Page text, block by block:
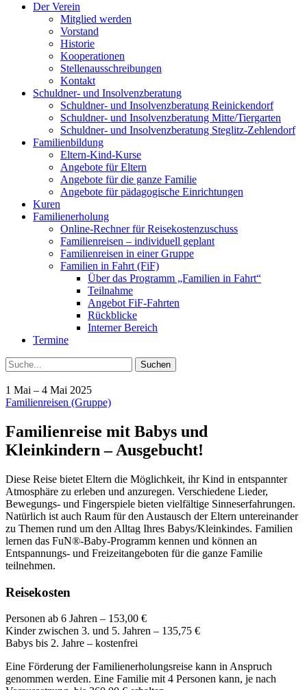
Der Verein
Mitglied werden
Vorstand
Historie
Kooperationen
Stellenausschreibungen
Kontakt
Schuldner- und Insolvenzberatung
Schuldner- und Insolvenzberatung Reinickendorf
Schuldner- und Insolvenzberatung Mitte/Tiergarten
Schuldner- und Insolvenzberatung Steglitz-Zehlendorf
Familienbildung
Eltern-Kind-Kurse
Angebote für Eltern
Angebote für die ganze Familie
Angebote für pädagogische Einrichtungen
Kuren
Familienerholung
Online-Rechner für Reisekostenzuschuss
Familienreisen – individuell geplant
Familienreisen in einer Gruppe
Familien in Fahrt (FiF)
Über das Programm „Familien in Fahrt“
Teilnahme
Angebot FiF-Fahrten
Rückblicke
Interner Bereich
Termine
Suche
1 Mai – 4 Mai 2025
Familienreisen (Gruppe)
Familienreise mit Babys und
Kleinkindern – Ausgebucht!
Diese Reise bietet Eltern die Möglichkeit, ihr Kind in entspannter
Atmosphäre zu erleben und anzuregen. Verschiedene Lieder,
Bewegungs- und Fingerspiele bieten vielfältige Sinneserfahrungen.
Natürlich ist auch Raum für den Austausch der Eltern untereinander
zu Themen rund um den Alltag Ihres Babys/Kleinkindes. Familien
lernen das FuN®-Baby-Programm kennen und können an
Entspannungs- und Freizeitangeboten für die ganze Familie
teilnehmen.
Reisekosten
Personen ab 6 Jahren – 153,00 €
Kinder zwischen 3. und 5. Jahren – 135,75 €
Babys bis 2. Jahre – kostenfrei
Eine Förderung der Familienerholungsreise kann in Anspruch
genommen werden. Eine Familie mit 4 Personen kann, je nach